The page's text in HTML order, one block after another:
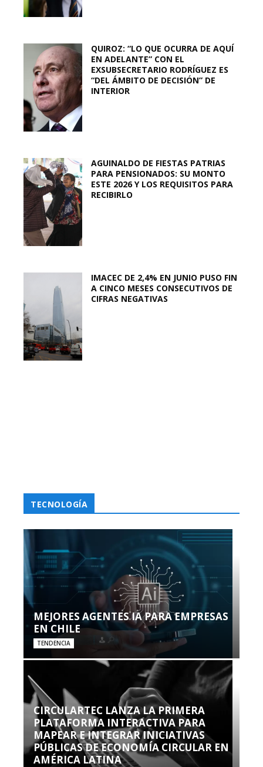
QUIROZ: “LO QUE OCURRA DE AQUÍ
EN ADELANTE” CON EL
EXSUBSECRETARIO RODRÍGUEZ ES
“DEL ÁMBITO DE DECISIÓN” DE
INTERIOR
AGUINALDO DE FIESTAS PATRIAS
PARA PENSIONADOS: SU MONTO
ESTE 2026 Y LOS REQUISITOS PARA
RECIBIRLO
IMACEC DE 2,4% EN JUNIO PUSO FIN
A CINCO MESES CONSECUTIVOS DE
CIFRAS NEGATIVAS
TECNOLOGÍA
MEJORES AGENTES IA PARA EMPRESAS
EN CHILE
TENDENCIA
CIRCULARTEC LANZA LA PRIMERA
PLATAFORMA INTERACTIVA PARA
MAPEAR E INTEGRAR INICIATIVAS
PÚBLICAS DE ECONOMÍA CIRCULAR EN
AMÉRICA LATINA